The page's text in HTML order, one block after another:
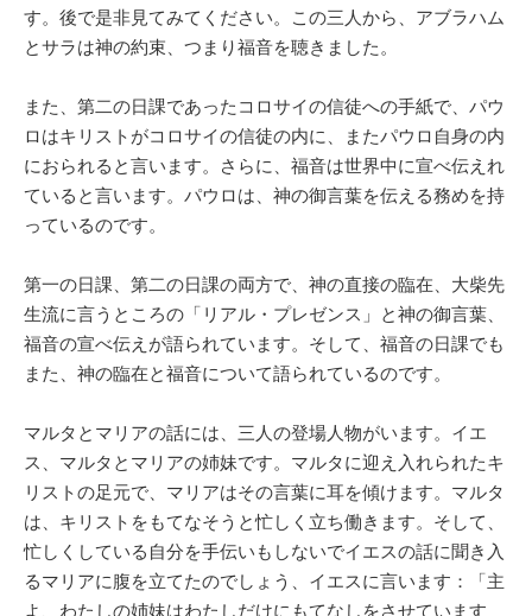
す。後で是非見てみてください。この三人から、アブラハム
とサラは神の約束、つまり福音を聴きました。
また、第二の日課であったコロサイの信徒への手紙で、パウ
ロはキリストがコロサイの信徒の内に、またパウロ自身の内
におられると言います。さらに、福音は世界中に宣べ伝えれ
ていると言います。パウロは、神の御言葉を伝える務めを持
っているのです。
第一の日課、第二の日課の両方で、神の直接の臨在、大柴先
生流に言うところの「リアル・プレゼンス」と神の御言葉、
福音の宣べ伝えが語られています。そして、福音の日課でも
また、神の臨在と福音について語られているのです。
マルタとマリアの話には、三人の登場人物がいます。イエ
ス、マルタとマリアの姉妹です。マルタに迎え入れられたキ
リストの足元で、マリアはその言葉に耳を傾けます。マルタ
は、キリストをもてなそうと忙しく立ち働きます。そして、
忙しくしている自分を手伝いもしないでイエスの話に聞き入
るマリアに腹を立てたのでしょう、イエスに言います：「主
よ、わたしの姉妹はわたしだけにもてなしをさせています